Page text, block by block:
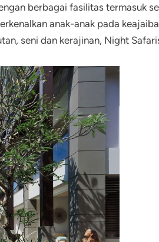
berbagai fasilitas termasuk
anak-anak pada
seni dan kerajinan, Night